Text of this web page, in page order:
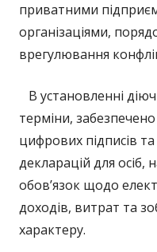
приватними
організаціями,
врегулювання
В установленні
терміни,
цифрових підписів
декларацій для осіб,
обов’язок щодо
доходів, витрат та
характеру.